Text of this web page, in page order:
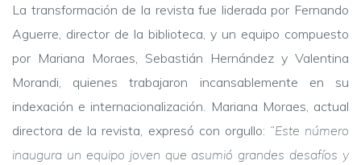
La transformación de la revista fue liderada por Fernando
Aguerre, director de la biblioteca, y un equipo compuesto
por Mariana Moraes, Sebastián Hernández y Valentina
Morandi, quienes trabajaron incansablemente en su
indexación e internacionalización. Mariana Moraes, actual
directora de la revista, expresó con orgullo: “Este número
inaugura un equipo joven que asumió grandes desafíos y